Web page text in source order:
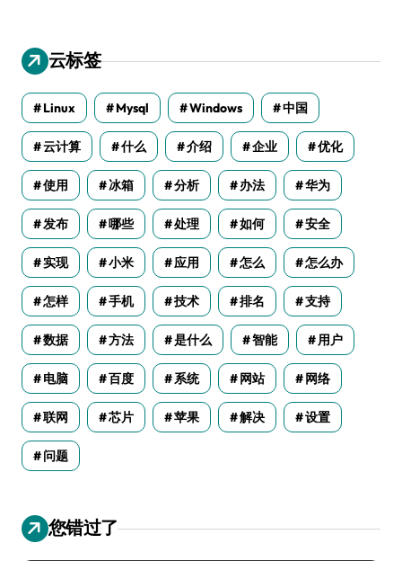
云标签
Linux Mysql Windows 中国
云计算 什么 介绍 企业 优化
使用 冰箱 分析 办法 华为
发布 哪些 处理 如何 安全
实现 小米 应用 怎么 怎么办
怎样 手机 技术 排名 支持
数据 方法 是什么 智能 用户
电脑 百度 系统 网站 网络
联网 芯片 苹果 解决 设置
问题
您错过了